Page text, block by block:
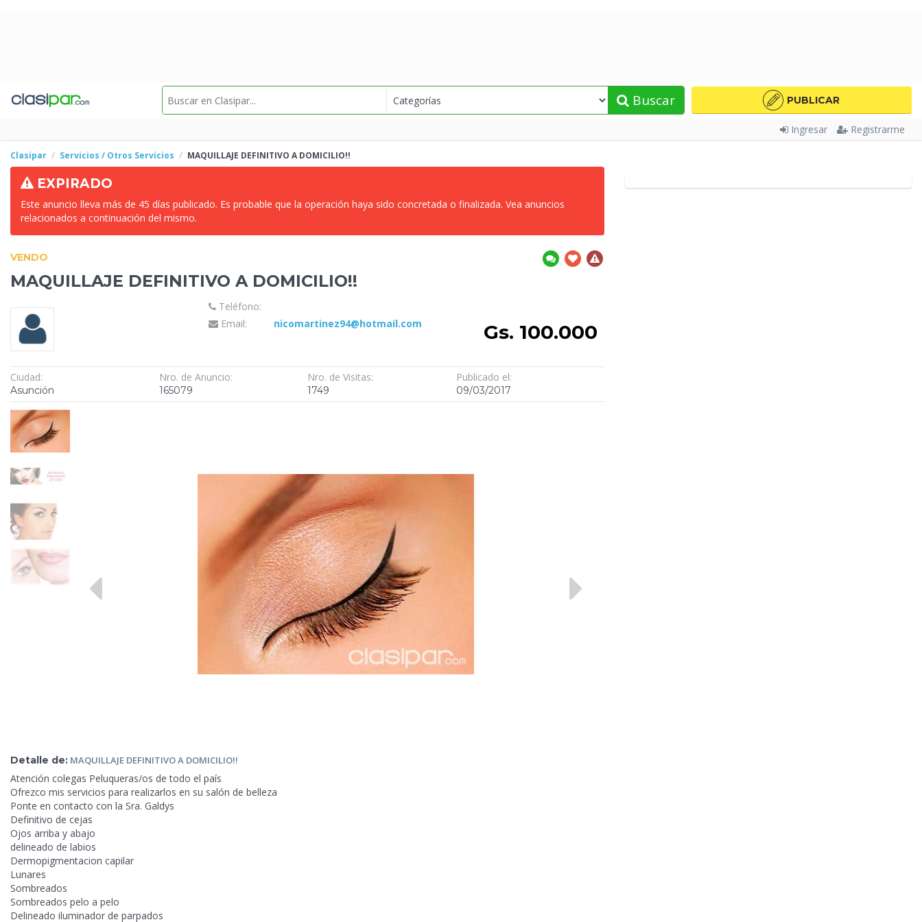
Buscar PUBLICAR
Ingresar Registrarme
Clasipar Servicios / Otros Servicios MAQUILLAJE DEFINITIVO A DOMICILIO!!
EXPIRADO
Este anuncio lleva más de 45 días publicado. Es probable que la operación haya sido concretada o finalizada. Vea anuncios
relacionados a continuación del mismo.
VENDO
MAQUILLAJE DEFINITIVO A DOMICILIO!!
Teléfono:
Email:
nicomartinez94@hotmail.com Gs. 100.000
Ciudad:
Asunción
Nro. de Anuncio:
165079
Nro. de Visitas:
1749
Publicado el:
09/03/2017
Detalle de: MAQUILLAJE DEFINITIVO A DOMICILIO!!
Atención colegas Peluqueras/os de todo el país
Ofrezco mis servicios para realizarlos en su salón de belleza
Ponte en contacto con la Sra. Galdys
Definitivo de cejas
Ojos arriba y abajo
delineado de labios
Dermopigmentacion capilar
Lunares
Sombreados
Sombreados pelo a pelo
Delineado iluminador de parpados